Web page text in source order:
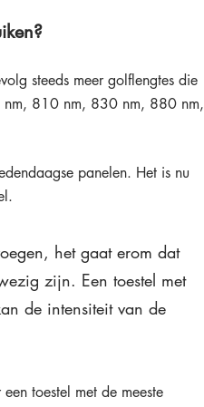
steeds meer golflengtes die
810 nm, 830 nm, 880 nm,
panelen. Het is nu
het gaat erom dat
zijn. Een toestel met
de intensiteit van de
toestel met de meeste